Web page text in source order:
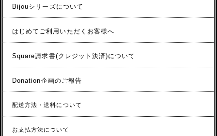
Bijouシリーズについて
はじめてご利用いただくお客様へ
Square請求書(クレジット決済)について
Donation企画のご報告
配送方法・送料について
お支払方法について